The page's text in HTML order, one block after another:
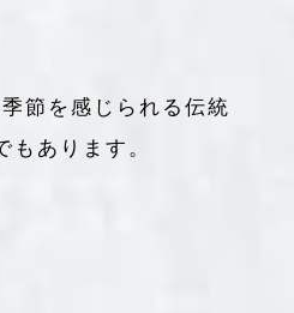
節を感じられる伝統
もあります。